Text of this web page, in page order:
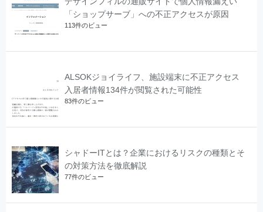
「ショップサーブ」への不正アクセスが原因
113件のビュー
ALSOKジョイライフ、施設端末に不正アクセス
入居者情報134件が閲覧された可能性
83件のビュー
シャドーITとは？企業におけるリスクの種類とそ
の対策方法を徹底解説
77件のビュー